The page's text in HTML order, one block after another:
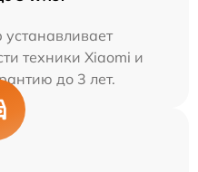
техники Xiaomi и
до 3 лет.